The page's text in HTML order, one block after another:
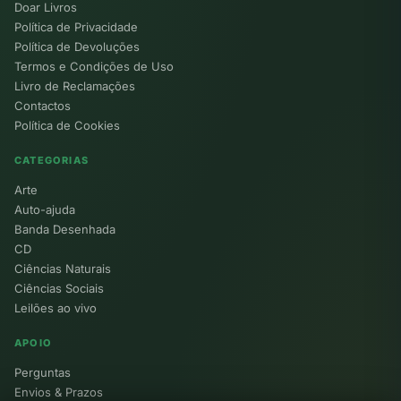
Doar Livros
Política de Privacidade
Política de Devoluções
Termos e Condições de Uso
Livro de Reclamações
Contactos
Política de Cookies
CATEGORIAS
Arte
Auto-ajuda
Banda Desenhada
CD
Ciências Naturais
Ciências Sociais
Leilões ao vivo
APOIO
Perguntas
Envios & Prazos